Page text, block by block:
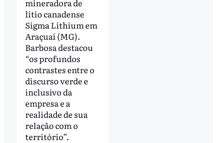
mineradora de
lítio canadense
Sigma Lithium em
Araçuaí (MG).
Barbosa destacou
“os profundos
contrastes entre o
discurso verde e
inclusivo da
empresa e a
realidade de sua
relação com o
território”.